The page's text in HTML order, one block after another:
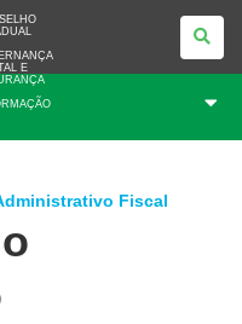
E
Fiscal